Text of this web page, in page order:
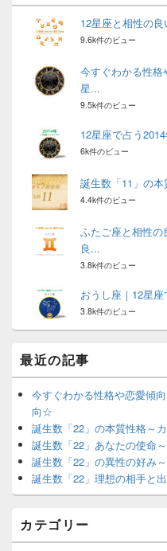
12星座と相性の
9.6k件のビュー
今すぐわかる性
星...
9.5k件のビュー
12星座で占う
6k件のビュー
誕生数「11」の
4.4k件のビュー
ふたご座と相性
良...
3.8k件のビュー
おうし座｜12星
3.8k件のビュー
最近の記事
今すぐわかる性格や恋愛傾
向☆
誕生数「22」の本質性格～
誕生数「22」あなたの使命
誕生数「22」の異性の好み
誕生数「22」理想の相手と
カテゴリー